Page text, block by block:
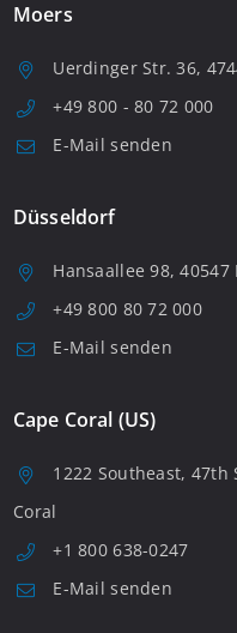
Moers
Uerdinger Str. 36,
+49 800 - 80 72 000
E-Mail senden
Düsseldorf
Hansaallee 98,
+49 800 80 72 000
E-Mail senden
Cape Coral (US)
1222 Southeast, 47th
Coral
+1 800 638-0247
E-Mail senden